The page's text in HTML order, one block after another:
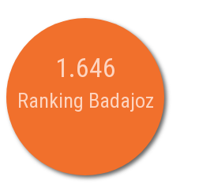
1.646
Ranking Badajoz